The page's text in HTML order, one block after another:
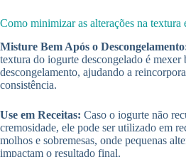
Como minimizar as alterações na textura
Misture Bem Após o
textura do iogurte descongelado é mexer
descongelamento, ajudando a
consistência.
Use em Receitas: Caso o iogurte não
cremosidade, ele pode ser utilizado em
molhos e sobremesas, onde pequenas
impactam o resultado final.